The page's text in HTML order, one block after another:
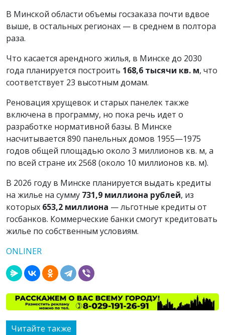
В Минской области объемы госзаказа почти вдвое
выше, в остальных регионах — в среднем в полтора
раза.
Что касается арендного жилья, в Минске до 2030
года планируется построить 168,6 тысячи кв. м, что
соответствует 23 высотным домам.
Реновация хрущевок и старых панелек также
включена в программу, но пока речь идет о
разработке нормативной базы. В Минске
насчитывается 890 панельных домов 1955—1975
годов общей площадью около 3 миллионов кв. м, а
по всей стране их 2568 (около 10 миллионов кв. м).
В 2026 году в Минске планируется выдать кредиты
на жилье на сумму 731,9 миллиона рублей, из
которых 653,2 миллиона — льготные кредиты от
госбанков. Коммерческие банки смогут кредитовать
жилье по собственным условиям.
ONLINER
Читайте также